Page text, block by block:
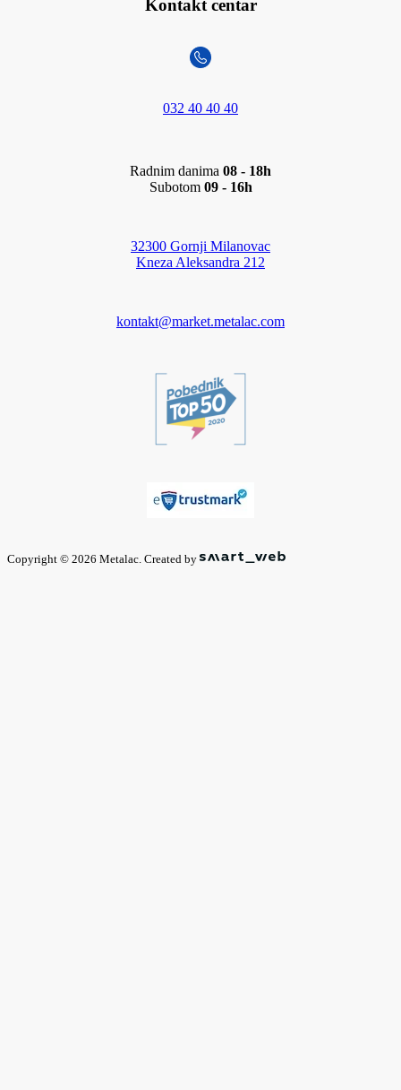
Kontakt centar
032 40 40 40
Radnim danima 08 - 18h
Subotom 09 - 16h
32300 Gornji Milanovac
Kneza Aleksandra 212
kontakt@market.metalac.com
Copyright © 2026 Metalac. Created by